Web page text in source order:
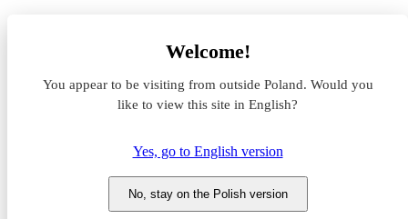
Welcome!
You appear to be visiting from outside Poland. Would you
like to view this site in English?
Yes, go to English version
No, stay on the Polish version
Aktualności z rynku
Zapraszamy do zapoznania się z najnowszymi informacjami
dotyczącymi sytuacji na rynku komercyjnym, nowymi projektami
deweloperskimi, a także wydarzeniami i zmianami na naszym